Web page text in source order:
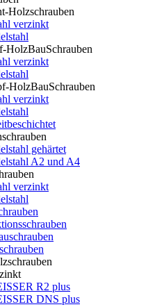
Holzschrauben
verzinkt
HolzBauSchrauben
verzinkt
HolzBauSchrauben
verzinkt
gehärtet
A2 und A4
verzinkt
R2 plus
DNS plus